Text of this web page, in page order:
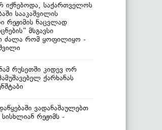
იქნებოდა, საქართველოს
სააკაშვილის
რეჟიმის ნაცვლად
მსგავსი
ძალა რომ ყოფილიყო -
რუსეთში კიდევ ორ
ქარხანას
ვადანაშაულებთ
სისხლიან რეჟიმს -